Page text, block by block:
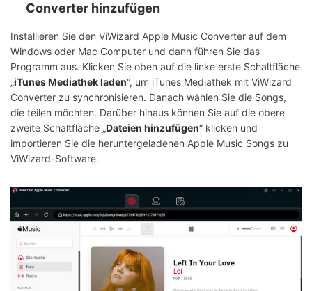
Converter hinzufügen
Installieren Sie den ViWizard Apple Music Converter auf dem
Windows oder Mac Computer und dann führen Sie das
Programm aus. Klicken Sie oben auf die linke erste Schaltfläche
„iTunes Mediathek laden“, um iTunes Mediathek mit ViWizard
Converter zu synchronisieren. Danach wählen Sie die Songs,
die teilen möchten. Darüber hinaus können Sie auf die obere
zweite Schaltfläche „Dateien hinzufügen“ klicken und
importieren Sie die heruntergeladenen Apple Music Songs zu
ViWizard-Software.